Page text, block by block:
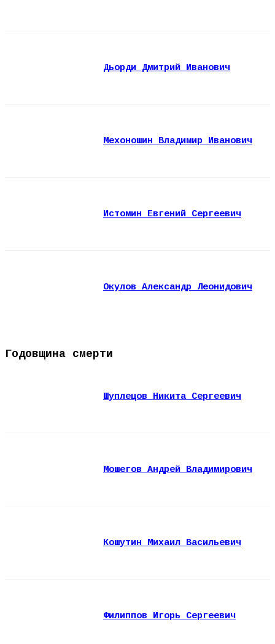
Дьорди Дмитрий Иванович
Мехоношин Владимир Иванович
Истомин Евгений Сергеевич
Окулов Александр Леонидович
Годовщина смерти
Шуплецов Никита Сергеевич
Мошегов Андрей Владимирович
Кошутин Михаил Васильевич
Филиппов Игорь Сергеевич